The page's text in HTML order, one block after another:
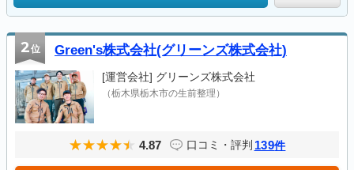
2位 Green's株式会社(グリーンズ株式会社)
[運営会社] グリーンズ株式会社
（栃木県栃木市の生前整理）
4.87 口コミ・評判 139件